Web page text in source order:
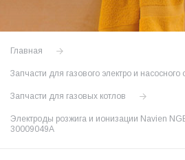
Главная
Запчасти для газового электро и
Запчасти для газовых котлов
Электроды розжига и ионизации Navien
30009049A